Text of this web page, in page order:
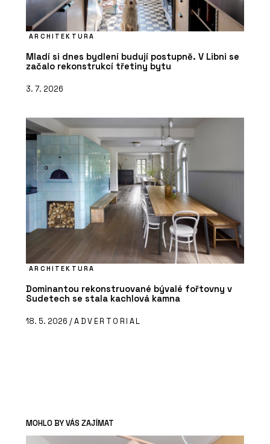
ARCHITEKTURA
Mladí si dnes bydlení budují postupně. V Libni se
začalo rekonstrukcí třetiny bytu
3. 7. 2026
ARCHITEKTURA
Dominantou rekonstruované bývalé fořtovny v
Sudetech se stala kachlová kamna
18. 5. 2026 /ADVERTORIAL
MOHLO BY VÁS ZAJÍMAT